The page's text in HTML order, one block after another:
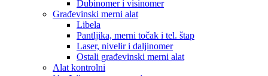
Dubinomer i visinomer
Građevinski merni alat
Libela
Pantljika, merni točak i tel. štap
Laser, nivelir i daljinomer
Ostali građevinski merni alat
Alat kontrolni